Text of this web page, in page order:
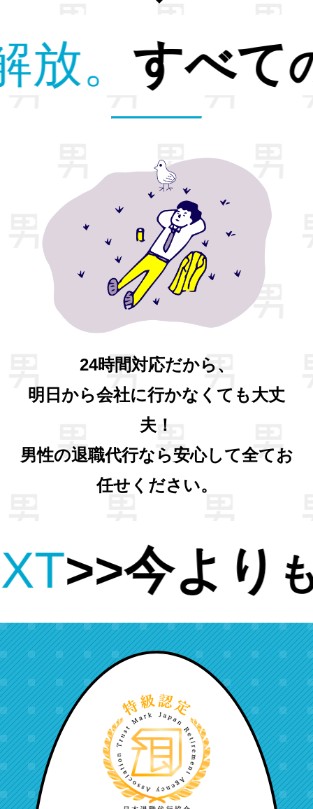
職ストレス
24時間対応だから、
明日から会社に行かなくても大丈
夫！
男性の退職代行なら安心して全てお
任せください。
条件の仕事